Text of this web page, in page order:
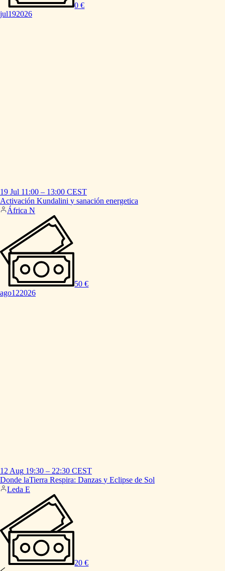
0 €
jul192026
19 Jul 11:00 – 13:00 CEST
Activación Kundalini y sanación energetica
África N
50 €
ago122026
12 Aug 19:30 – 22:30 CEST
Donde laTierra Respira: Danzas y Eclipse de Sol
Leda E
20 €